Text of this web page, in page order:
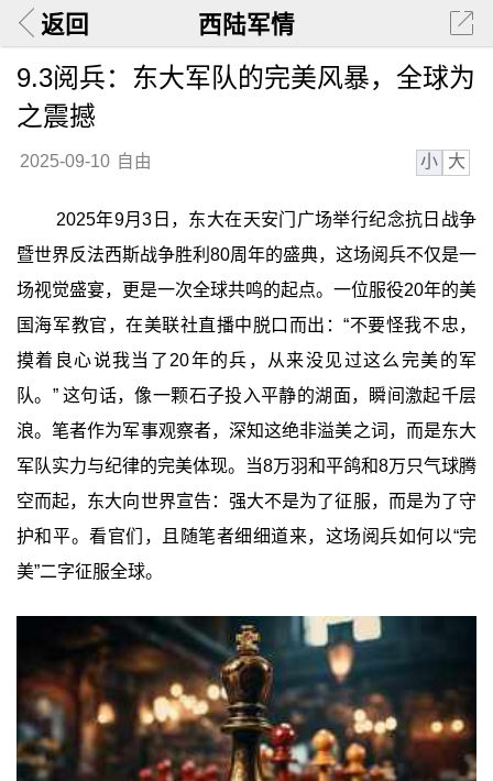
返回 西陆军情
9.3阅兵：东大军队的完美风暴，全球为
之震撼
2025-09-10 自由 小 大
2025年9月3日，东大在天安门广场举行纪念抗日战争
暨世界反法西斯战争胜利80周年的盛典，这场阅兵不仅是一
场视觉盛宴，更是一次全球共鸣的起点。一位服役20年的美
国海军教官，在美联社直播中脱口而出：“不要怪我不忠，
摸着良心说我当了20年的兵，从来没见过这么完美的军
队。” 这句话，像一颗石子投入平静的湖面，瞬间激起千层
浪。笔者作为军事观察者，深知这绝非溢美之词，而是东大
军队实力与纪律的完美体现。当8万羽和平鸽和8万只气球腾
空而起，东大向世界宣告：强大不是为了征服，而是为了守
护和平。看官们，且随笔者细细道来，这场阅兵如何以“完
美”二字征服全球。